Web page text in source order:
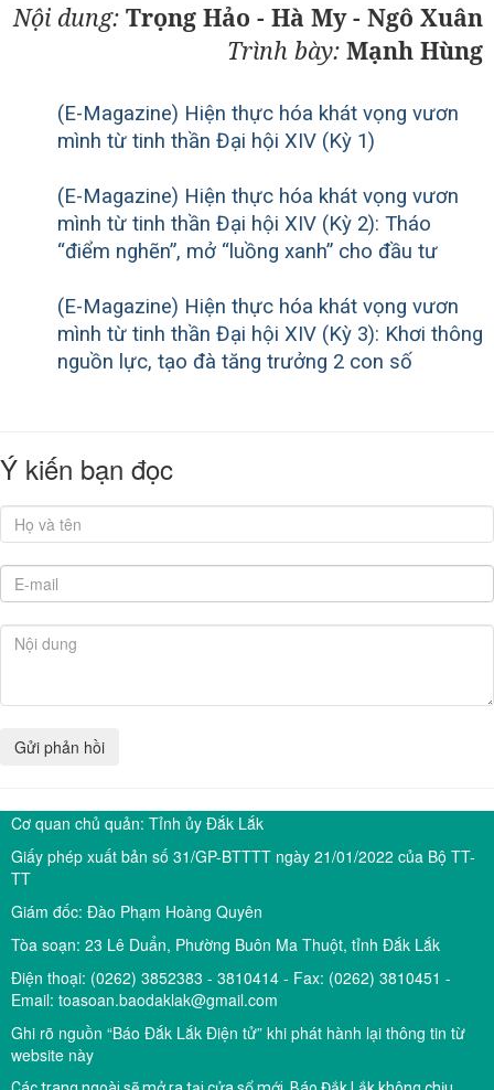
Nội dung: Trọng Hảo - Hà My - Ngô Xuân
Trình bày: Mạnh Hùng
(E-Magazine) Hiện thực hóa khát vọng vươn
mình từ tinh thần Đại hội XIV (Kỳ 1)
(E-Magazine) Hiện thực hóa khát vọng vươn
mình từ tinh thần Đại hội XIV (Kỳ 2): Tháo
“điểm nghẽn”, mở “luồng xanh” cho đầu tư
(E-Magazine) Hiện thực hóa khát vọng vươn
mình từ tinh thần Đại hội XIV (Kỳ 3): Khơi thông
nguồn lực, tạo đà tăng trưởng 2 con số
Ý kiến bạn đọc
Cơ quan chủ quản: Tỉnh ủy Đắk Lắk
Giấy phép xuất bản số 31/GP-BTTTT ngày 21/01/2022 của Bộ TT-
TT
Giám đốc: Đào Phạm Hoàng Quyên
Tòa soạn: 23 Lê Duẩn, Phường Buôn Ma Thuột, tỉnh Đắk Lắk
Điện thoại: (0262) 3852383 - 3810414 - Fax: (0262) 3810451 -
Email: toasoan.baodaklak@gmail.com
Ghi rõ nguồn “Báo Đắk Lắk Điện tử” khi phát hành lại thông tin từ
website này